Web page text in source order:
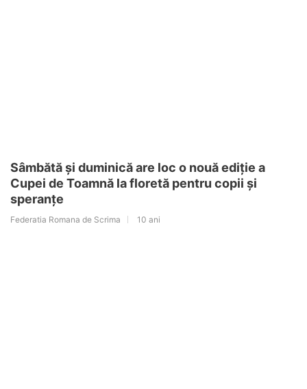
Sâmbătă și duminică are loc o nouă ediție a
Cupei de Toamnă la floretă pentru copii și
speranțe
Federatia Romana de Scrima 10 ani